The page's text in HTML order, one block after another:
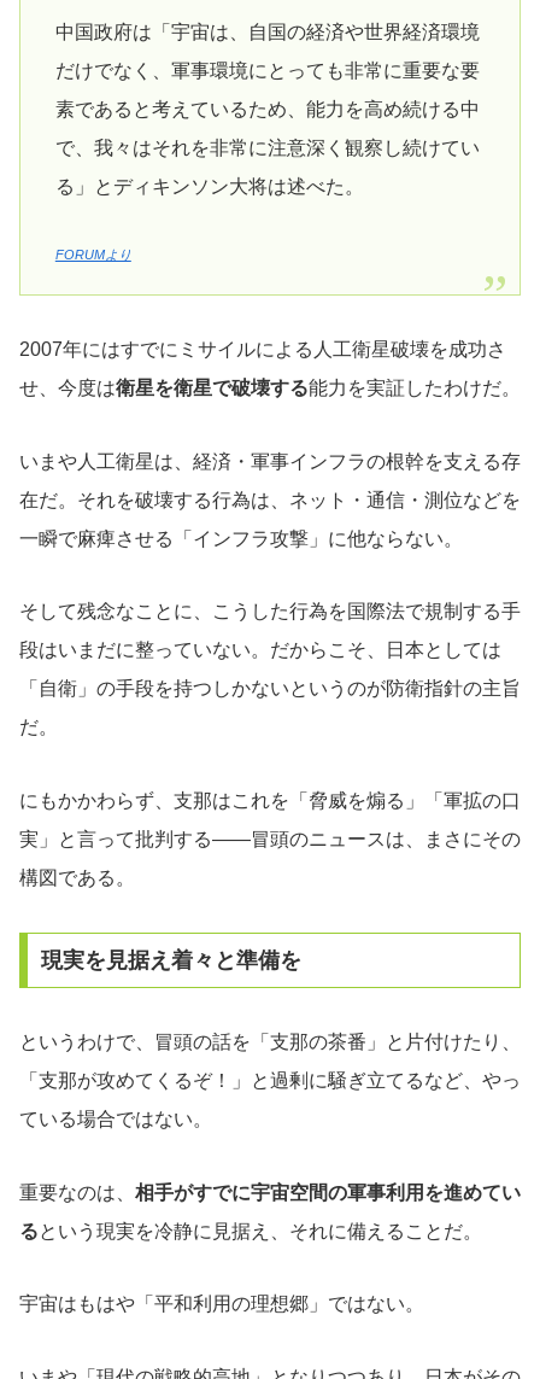
中国政府は「宇宙は、自国の経済や世界経済環境
だけでなく、軍事環境にとっても非常に重要な要
素であると考えているため、能力を高め続ける中
で、我々はそれを非常に注意深く観察し続けてい
る」とディキンソン大将は述べた。
FORUMより
2007年にはすでにミサイルによる人工衛星破壊を成功さ
せ、今度は衛星を衛星で破壊する能力を実証したわけだ。
いまや人工衛星は、経済・軍事インフラの根幹を支える存
在だ。それを破壊する行為は、ネット・通信・測位などを
一瞬で麻痺させる「インフラ攻撃」に他ならない。
そして残念なことに、こうした行為を国際法で規制する手
段はいまだに整っていない。だからこそ、日本としては
「自衛」の手段を持つしかないというのが防衛指針の主旨
だ。
にもかかわらず、支那はこれを「脅威を煽る」「軍拡の口
実」と言って批判する――冒頭のニュースは、まさにその
構図である。
現実を見据え着々と準備を
というわけで、冒頭の話を「支那の茶番」と片付けたり、
「支那が攻めてくるぞ！」と過剰に騒ぎ立てるなど、やっ
ている場合ではない。
重要なのは、 相手がすでに宇宙空間の軍事利用を進めてい
るという現実を冷静に見据え、それに備えることだ。
宇宙はもはや「平和利用の理想郷」ではない。